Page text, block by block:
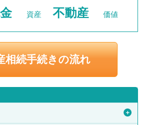
資産 不動産 価値
相続手続きの流れ
＋